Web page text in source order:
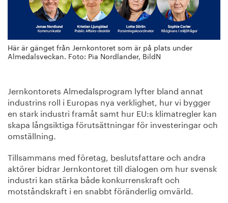
Här är gänget från Jernkontoret som är på plats under
Almedalsveckan. Foto: Pia Nordlander, BildN
Jernkontorets Almedalsprogram lyfter bland annat
industrins roll i Europas nya verklighet, hur vi bygger
en stark industri framåt samt hur EU:s klimatregler kan
skapa långsiktiga förutsättningar för investeringar och
omställning.
Tillsammans med företag, beslutsfattare och andra
aktörer bidrar Jernkontoret till dialogen om hur svensk
industri kan stärka både konkurrenskraft och
motståndskraft i en snabbt föränderlig omvärld.